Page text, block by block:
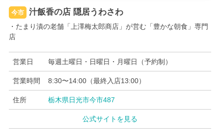
今市 汁飯香の店 隠居うわさわ
・たまり漬の老舗「上澤梅太郎商店」が営む「豊かな朝食」専門
店
営業日 毎週土曜日・日曜日・月曜日（予約制）
営業時間 8:30〜14:00（最終入店13:00）
住所 栃木県日光市今市487
公式サイトを見る